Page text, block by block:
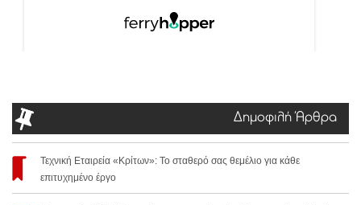
Δημοφιλή Άρθρα
Τεχνική Εταιρεία «Κρίτων»: Το σταθερό σας θεμέλιο για κάθε
επιτυχημένο έργο